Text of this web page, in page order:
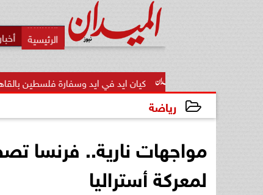
كيان ايد في ايد وسفارة فلسطين بالقاهرة يبحثان تأسيس
رياضة
مواجهات نارية.. فرنسا
لمعركة أستراليا